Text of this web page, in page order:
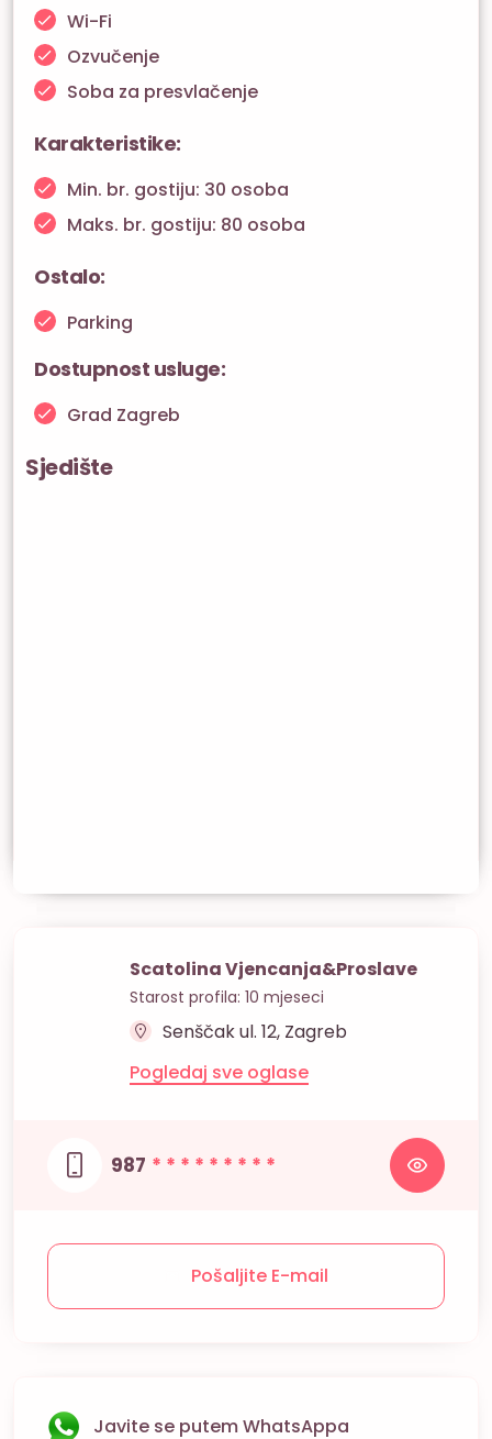
Wi-Fi
Ozvučenje
Soba za presvlačenje
Karakteristike:
Min. br. gostiju: 30 osoba
Maks. br. gostiju: 80 osoba
Ostalo:
Parking
Dostupnost usluge:
Grad Zagreb
Sjedište
Scatolina Vjencanja&Proslave
Starost profila: 10 mjeseci
Senščak ul. 12, Zagreb
Pogledaj sve oglase
987 * * * * * * * * *
Pošaljite E-mail
Javite se putem WhatsAppa